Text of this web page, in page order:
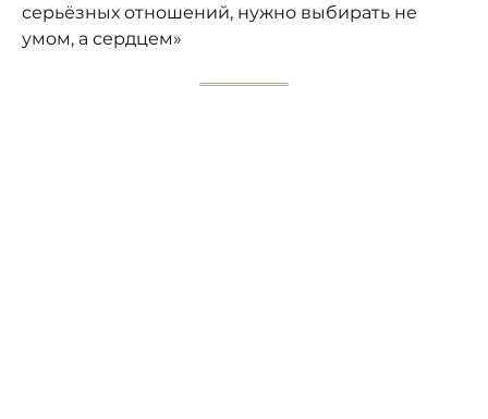
серьёзных отношений, нужно выбирать не
умом, а сердцем»